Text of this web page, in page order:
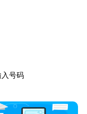
号码